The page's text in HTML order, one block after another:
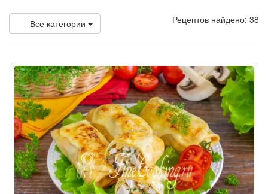
Все категории Рецептов найдено: 38